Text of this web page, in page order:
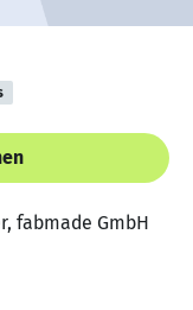
fabmade GmbH